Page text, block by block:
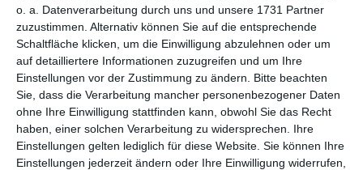
o. a. Datenverarbeitung durch uns und unsere 1731 Partner
zuzustimmen. Alternativ können Sie auf die entsprechende
Schaltfläche klicken, um die Einwilligung abzulehnen oder um
auf detailliertere Informationen zuzugreifen und um Ihre
Einstellungen vor der Zustimmung zu ändern.
Bitte beachten
Sie, dass die Verarbeitung mancher personenbezogener Daten
ohne Ihre Einwilligung stattfinden kann, obwohl Sie das Recht
haben, einer solchen Verarbeitung zu widersprechen. Ihre
Einstellungen gelten lediglich für diese Website. Sie können Ihre
Einstellungen jederzeit ändern oder Ihre Einwilligung widerrufen,
Freundschaft
Familie
für Väter
für Mütter
Ehe und Paare
für Großeltern
Glückwunsch Rente